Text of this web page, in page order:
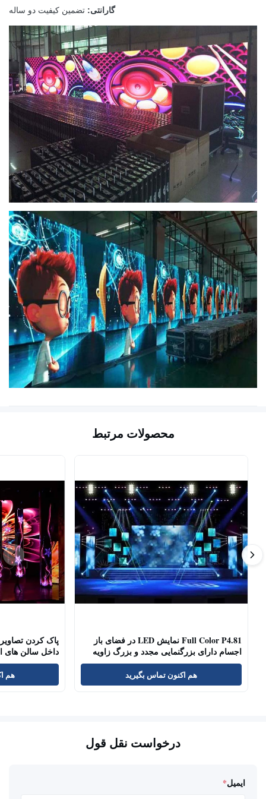
گارانتی: تضمین کیفیت دو ساله
محصولات مرتبط
Full Color P4.81 نمایش LED در فضای باز
اجسام دارای بزرگنمایی مجدد و بزرگ زاویه
دید
هم اکنون تماس بگیرید
داخل سالن های
هم
درخواست نقل قول
ایمیل*